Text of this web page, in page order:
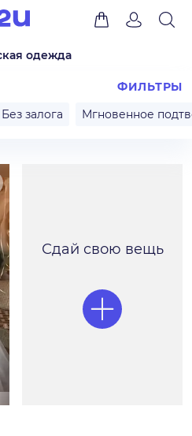
одежда
ФИЛЬТРЫ
Без залога Мгновенное
Сдай свою вещь